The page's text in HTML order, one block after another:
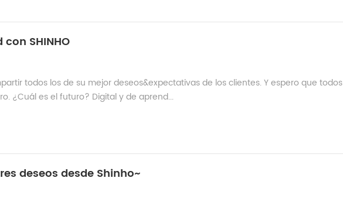
SHINHO
todos los de su mejor deseos&expectativas de los clientes. Y espero que todos
¿Cuál es el futuro? Digital y de aprend...
deseos desde Shinho~